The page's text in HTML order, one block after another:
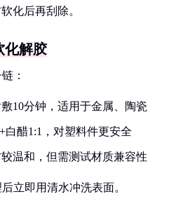
化后再刮除。
化解胶
：
敷10分钟，适用于金属、陶瓷
+白醋1:1，对塑料件更安全
较温和，但需测试材质兼容性
立即用清水冲洗表面。